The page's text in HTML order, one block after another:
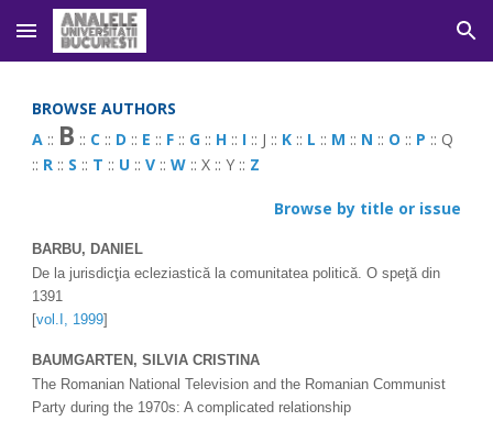
Skip to main content Skip to navigation
BROWSE AUTHORS
A :: B :: C :: D :: E :: F :: G :: H :: I :: J :: K :: L :: M :: N :: O :: P :: Q
:: R :: S :: T :: U :: V :: W :: X :: Y :: Z
Browse by title or issue
BARBU, DANIEL
De la jurisdicţia ecleziastică la comunitatea politică. O speţă din
1391
[vol.I, 1999]
BAUMGARTEN, SILVIA CRISTINA
The Romanian National Television and the Romanian Communist
Party during the 1970s: A complicated relationship